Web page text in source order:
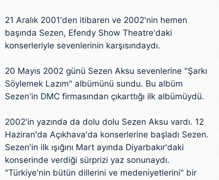
21 Aralık 2001'den itibaren ve 2002'nin hemen
başında Sezen, Efendy Show Theatre'daki
konserleriyle sevenlerinin karşısındaydı.
20 Mayıs 2002 günü Sezen Aksu sevenlerine "Şarkı
Söylemek Lazım" albümünü sundu. Bu albüm
Sezen'in DMC firmasından çıkarttığı ilk albümüydü.
2002'in yazında da dolu dolu Sezen Aksu vardı. 12
Haziran'da Açıkhava'da konserlerine başladı Sezen.
Sezen'in ilk ışığını Mart ayında Diyarbakır'daki
konserinde verdiği sürprizi yaz sonunaydı.
"Türkiye'nin bütün dillerini ve medeniyetlerini" bir